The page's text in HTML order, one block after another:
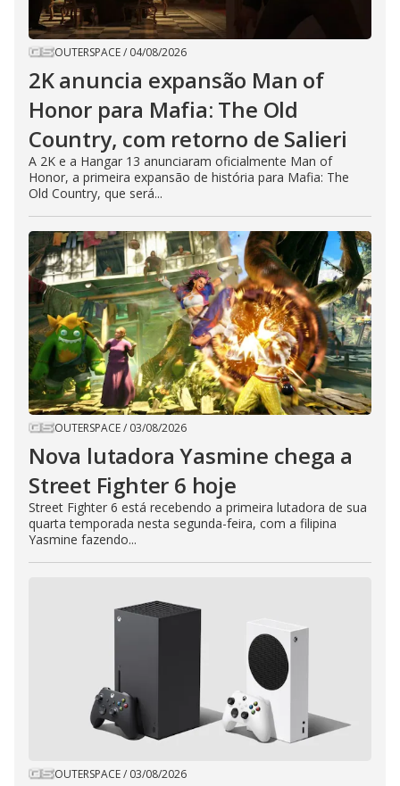
OUTERSPACE/ 04/08/2026
2K anuncia expansão Man of
Honor para Mafia: The Old
Country, com retorno de Salieri
A 2K e a Hangar 13 anunciaram oficialmente Man of
Honor, a primeira expansão de história para Mafia: The
Old Country, que será...
OUTERSPACE/ 03/08/2026
Nova lutadora Yasmine chega a
Street Fighter 6 hoje
Street Fighter 6 está recebendo a primeira lutadora de sua
quarta temporada nesta segunda-feira, com a filipina
Yasmine fazendo...
OUTERSPACE/ 03/08/2026